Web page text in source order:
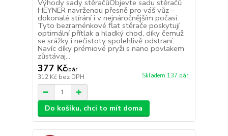
Výhody sady stěračůObjevte sadu stěračů
HEYNER navrženou přesně pro váš vůz –
dokonalé stírání i v nejnáročnějším počasí.
Tyto bezraménkové flat stěrače poskytují
optimální přítlak a hladký chod, díky čemuž
se srážky i nečistoty spolehlivě odstraní.
Navíc díky prémiové pryži s nano povlakem
zůstávaj...
377 Kč/pár
312 Kč bez DPH Skladem 137 pár
Do košíku, chci to mít doma